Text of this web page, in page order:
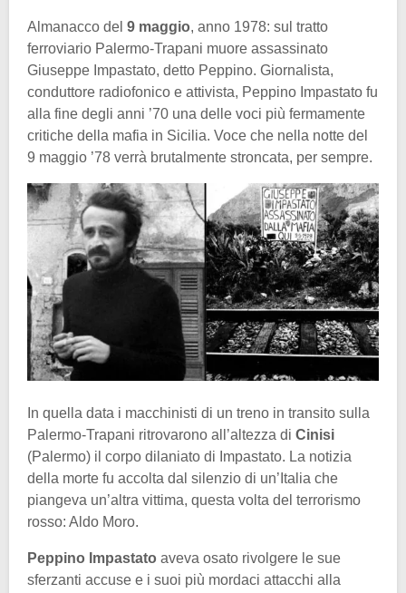
Almanacco del 9 maggio, anno 1978: sul tratto
ferroviario Palermo-Trapani muore assassinato
Giuseppe Impastato, detto Peppino. Giornalista,
conduttore radiofonico e attivista, Peppino Impastato fu
alla fine degli anni ’70 una delle voci più fermamente
critiche della mafia in Sicilia. Voce che nella notte del
9 maggio ’78 verrà brutalmente stroncata, per sempre.
In quella data i macchinisti di un treno in transito sulla
Palermo-Trapani ritrovarono all’altezza di Cinisi
(Palermo) il corpo dilaniato di Impastato. La notizia
della morte fu accolta dal silenzio di un’Italia che
piangeva un’altra vittima, questa volta del terrorismo
rosso: Aldo Moro.
Peppino Impastato aveva osato rivolgere le sue
sferzanti accuse e i suoi più mordaci attacchi alla